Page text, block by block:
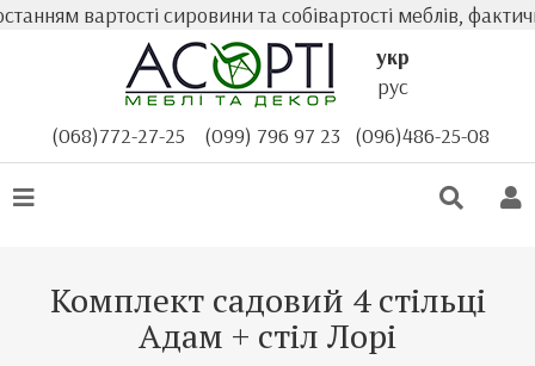
вартості сировини та собівартості меблів,
укр
рус
(068)772-27-25
(099) 796 97 23 (096)486-25-08
Комплект садовий 4 стільці
Адам + стіл Лорі